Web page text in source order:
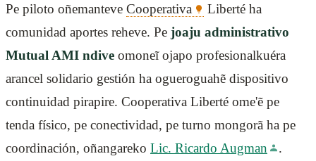
Pe piloto oñemanteve Cooperativa
Liberté ha
comunidad aportes reheve. Pe joaju administrativo
Mutual AMI ndive omoneĩ ojapo profesionalkuéra
arancel solidario gestión ha ogueroguahẽ dispositivo
continuidad pirapire. Cooperativa Liberté ome'ẽ pe
tenda físico, pe conectividad, pe turno mongorã ha pe
coordinación, oñangareko Lic. Ricardo Augman .